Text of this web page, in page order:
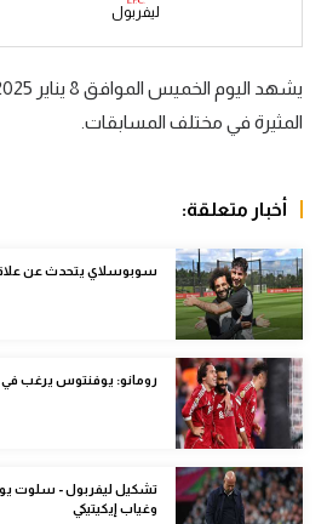
الدوري الإنجليزي
دوري أبطال أوروبا
القسم الثاني
رياضات أخرى
أمم إفريقيا
كرة السلة الأمريكية
كرة سلة
كرة يد
ليفربول
يشهد اليوم الخميس الموافق 8 يناير
المثيرة في مختلف المسابقات.
أخبار متعلقة:
سوبوسلاي يتحدث عن
رومانو: يوفنتوس يرغب في
تشكيل ليفربول - سلوت
وغياب إيكيتيكي